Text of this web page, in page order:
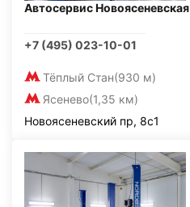
Автосервис Новоясеневская
+7 (495) 023-10-01
Тёплый Стан(930 м)
Ясенево(1,35 км)
Новоясеневский пр, 8с1